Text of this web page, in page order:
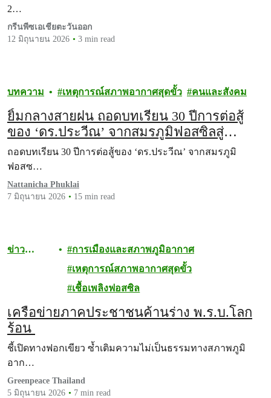
2…
กรีนพีซเอเชียตะวันออก
12 มิถุนายน 2026
3 min read
บทความ เหตุการณ์สภาพอากาศสุดขั้ว คนและสังคม
ยิ้มกลางสายฝน ถอดบทเรียน 30 ปีการต่อสู้
ของ ‘ดร.ประวีณ’ จากสมรภูมิฟอสซิลสู่
อนาคตโซลาร์ภาคประชาชน
ถอดบทเรียน 30 ปีการต่อสู้ของ ‘ดร.ประวีณ’ จากสมรภูมิ
ฟอสซ…
Nattanicha Phuklai
7 มิถุนายน 2026
15 min read
ข่าว
การเมืองและสภาพภูมิอากาศ
เหตุการณ์สภาพอากาศสุดขั้ว
เชื้อเพลิงฟอสซิล
เครือข่ายภาคประชาชนค้านร่าง พ.ร.บ.โลก
ร้อน
ชี้เปิดทางฟอกเขียว ซ้ำเติมความไม่เป็นธรรมทางสภาพภูมิ
อาก…
Greenpeace Thailand
5 มิถุนายน 2026
7 min read